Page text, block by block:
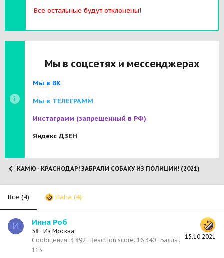
Все остальные будут отклонены!
Мы в соцсетях и мессенджерах
Мы в ВК
Мы в ТЕЛЕГРАММ
Инстаграмм (запрещенный в РФ)
Яндекс ДЗЕН
КАМЮ - КРАСНОДАР! ЗАБРАЛИ СОБАКУ ИЗ ПОЛИЦИИ! (2021)
Все (4) Haha (4)
И
15.10.2021
Инна Роб
58 · Из Москва
Сообщения 3 892 Reaction score 16 340
Баллы
113